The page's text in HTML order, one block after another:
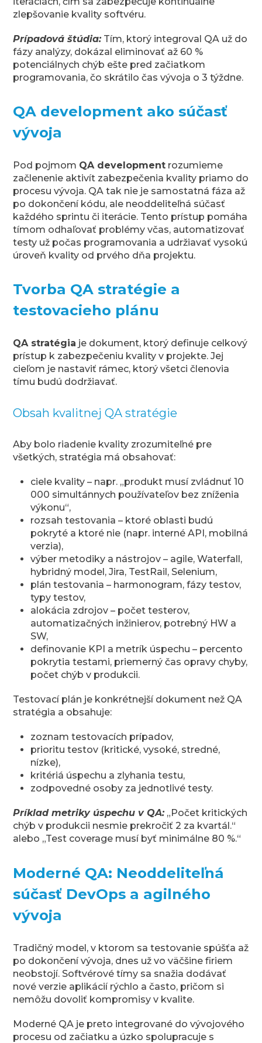
zlepšovanie kvality softvéru.
Prípadová štúdia:Tím, ktorý integroval QA už do
fázy analýzy, dokázal eliminovať až 60 %
potenciálnych chýb ešte pred začiatkom
programovania, čo skrátilo čas vývoja o 3 týždne.
QA development ako súčasť
vývoja
Pod pojmom QA development rozumieme
začlenenie aktivít zabezpečenia kvality priamo do
procesu vývoja. QA tak nie je samostatná fáza až
po dokončení kódu, ale neoddeliteľná súčasť
každého sprintu či iterácie. Tento prístup pomáha
tímom odhaľovať problémy včas, automatizovať
testy už počas programovania a udržiavať vysokú
úroveň kvality od prvého dňa projektu.
Tvorba QA stratégie a
testovacieho plánu
QA stratégia je dokument, ktorý definuje celkový
prístup k zabezpečeniu kvality v projekte. Jej
cieľom je nastaviť rámec, ktorý všetci členovia
tímu budú dodržiavať.
Obsah kvalitnej QA stratégie
Aby bolo riadenie kvality zrozumiteľné pre
všetkých, stratégia má obsahovať:
ciele kvality – napr. „produkt musí zvládnuť 10
000 simultánnych používateľov bez zníženia
výkonu“,
rozsah testovania – ktoré oblasti budú
pokryté a ktoré nie (napr. interné API, mobilná
verzia),
výber metodiky a nástrojov – agile, Waterfall,
hybridný model, Jira, TestRail, Selenium,
plán testovania – harmonogram, fázy testov,
typy testov,
alokácia zdrojov – počet testerov,
automatizačných inžinierov, potrebný HW a
SW,
definovanie KPI a metrík úspechu – percento
pokrytia testami, priemerný čas opravy chyby,
počet chýb v produkcii.
Testovací plán je konkrétnejší dokument než QA
stratégia a obsahuje:
zoznam testovacích prípadov,
prioritu testov (kritické, vysoké, stredné,
nízke),
kritériá úspechu a zlyhania testu,
zodpovedné osoby za jednotlivé testy.
Príklad metriky úspechu v QA:„Počet kritických
chýb v produkcii nesmie prekročiť 2 za kvartál.“
alebo „Test coverage musí byť minimálne 80 %.“
Moderné QA: Neoddeliteľná
súčasť DevOps a agilného
vývoja
Tradičný model, v ktorom sa testovanie spúšťa až
po dokončení vývoja, dnes už vo väčšine firiem
neobstojí. Softvérové tímy sa snažia dodávať
nové verzie aplikácií rýchlo a často, pričom si
nemôžu dovoliť kompromisy v kvalite.
Moderné QA je preto integrované do vývojového
procesu od začiatku a úzko spolupracuje s